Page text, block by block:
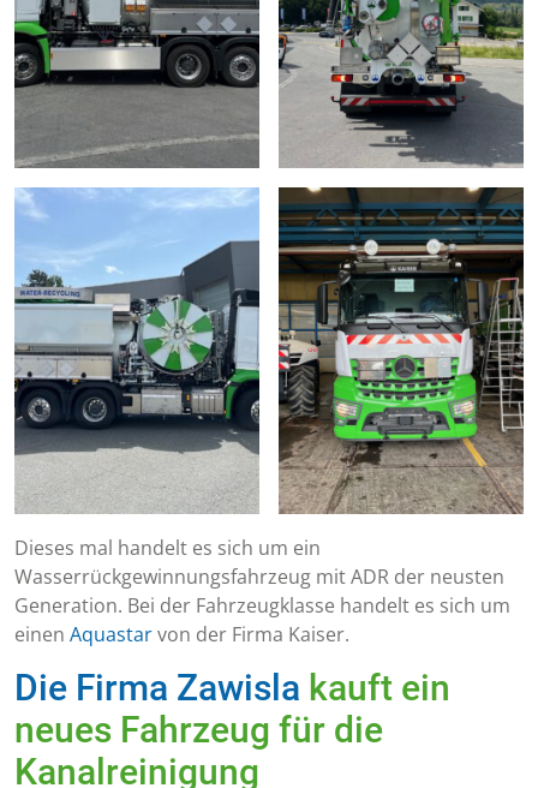
Dieses mal handelt es sich um ein
Wasserrückgewinnungsfahrzeug mit ADR der neusten
Generation. Bei der Fahrzeugklasse handelt es sich um
einen Aquastarvon der Firma Kaiser.
Die Firma Zawisla kauft ein
neues Fahrzeug für die
Kanalreinigung